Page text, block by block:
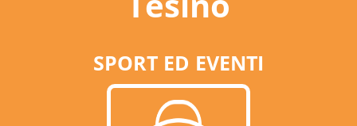
SPORT ED EVENTI